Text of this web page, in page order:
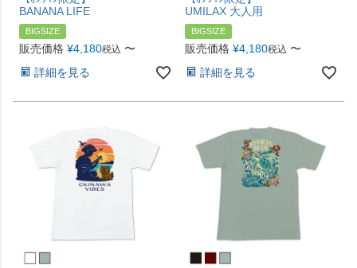
BANANA LIFE
BIGSIZE
販売価格 ¥4,180税込 〜
詳細を見る
UMILAX 大人用
BIGSIZE
販売価格 ¥4,180税込 〜
詳細を見る